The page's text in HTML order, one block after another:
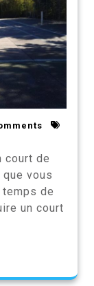
court de
vous
de
un court